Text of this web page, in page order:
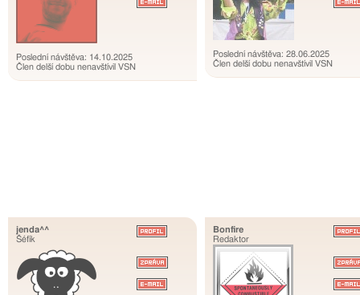
Poslední návštěva: 14.10.2025
Člen delší dobu nenavštívil VSN
Poslední návštěva: 28.06.2025
Člen delší dobu nenavštívil VSN
jenda^^
Šéfík
Bonfire
Redaktor